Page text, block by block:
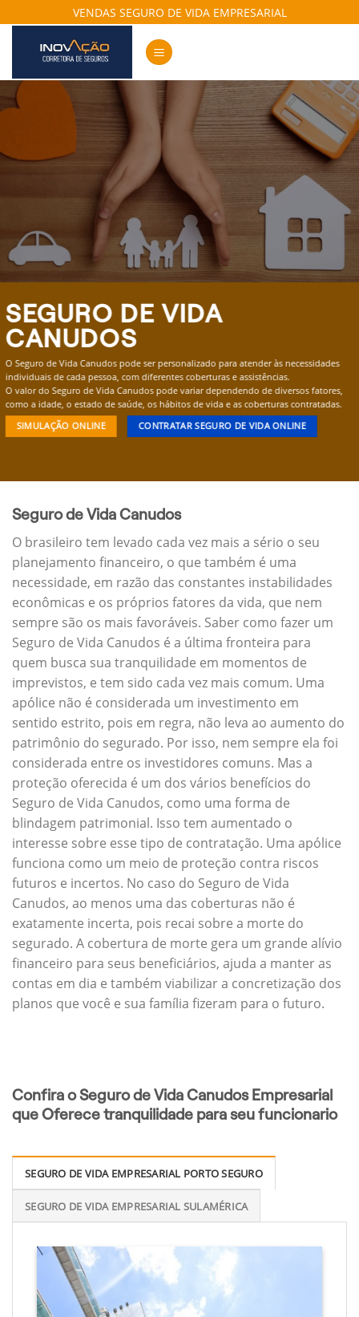
to
content
VENDAS SEGURO DE VIDA EMPRESARIAL
SEGURO DE VIDA
CANUDOS
O Seguro de Vida Canudos pode ser personalizado para atender às necessidades
individuais de cada pessoa, com diferentes coberturas e assistências.
O valor do Seguro de Vida Canudos pode variar dependendo de diversos fatores,
como a idade, o estado de saúde, os hábitos de vida e as coberturas contratadas.
SIMULAÇÃO ONLINE CONTRATAR SEGURO DE VIDA ONLINE
Seguro de Vida Canudos
O brasileiro tem levado cada vez mais a sério o seu
planejamento financeiro, o que também é uma
necessidade, em razão das constantes instabilidades
econômicas e os próprios fatores da vida, que nem
sempre são os mais favoráveis. Saber como fazer um
Seguro de Vida Canudos é a última fronteira para
quem busca sua tranquilidade em momentos de
imprevistos, e tem sido cada vez mais comum. Uma
apólice não é considerada um investimento em
sentido estrito, pois em regra, não leva ao aumento do
patrimônio do segurado. Por isso, nem sempre ela foi
considerada entre os investidores comuns. Mas a
proteção oferecida é um dos vários benefícios do
Seguro de Vida Canudos, como uma forma de
blindagem patrimonial. Isso tem aumentado o
interesse sobre esse tipo de contratação. Uma apólice
funciona como um meio de proteção contra riscos
futuros e incertos. No caso do Seguro de Vida
Canudos, ao menos uma das coberturas não é
exatamente incerta, pois recai sobre a morte do
segurado. A cobertura de morte gera um grande alívio
financeiro para seus beneficiários, ajuda a manter as
contas em dia e também viabilizar a concretização dos
planos que você e sua família fizeram para o futuro.
Confira o Seguro de Vida Canudos Empresarial
que Oferece tranquilidade para seu funcionario
SEGURO DE VIDA EMPRESARIAL PORTO SEGURO
SEGURO DE VIDA EMPRESARIAL SULAMÉRICA